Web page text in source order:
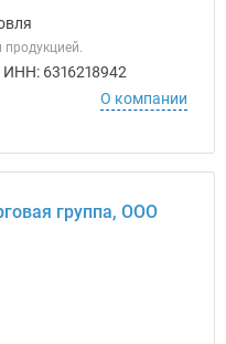
6316218942
О компании
группа, ООО